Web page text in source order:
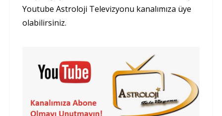
Youtube Astroloji Televizyonu kanalımıza üye
olabilirsiniz.